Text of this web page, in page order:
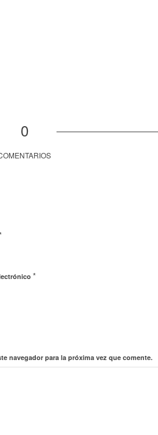
0
*
navegador para la próxima vez que comente.